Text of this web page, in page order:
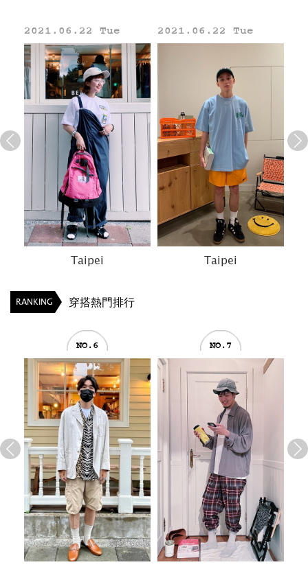
Line
2021.06.22 Tue
Taipei
2021.06.22 Tue
Taipei
RANKING 穿搭熱門排行
NO.6 NO.7